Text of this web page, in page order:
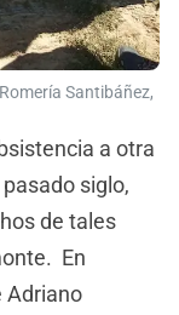
Santibáñez,
a otra
siglo,
de tales
En
Adriano